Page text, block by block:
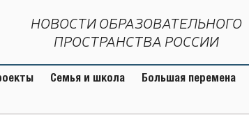
НОВОСТИ ОБРАЗОВАТЕЛЬНОГО
ПРОСТРАНСТВА РОССИИ
Семья и школа Большая перемена